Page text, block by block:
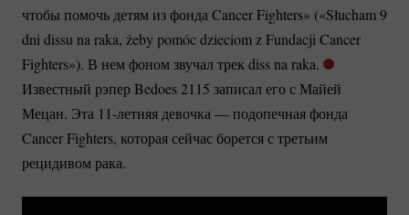
чтобы помочь детям из фонда Cancer Fighters» («Słucham 9
dni dissu na raka, żeby pomóc dzieciom z Fundacji Cancer
Fighters»). В нем фоном звучал трек diss na raka.
Известный рэпер Bedoes 2115 записал его с Майей
Мецан. Эта 11-летняя девочка — подопечная фонда
Cancer Fighters, которая сейчас борется с третьим
рецидивом рака.